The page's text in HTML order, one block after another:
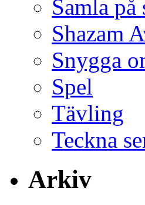
Samla på
Shazam
Snygga
Spel
Tävling
Teckna
Arkiv